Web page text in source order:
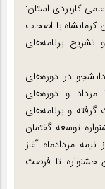
کاربردی استان:
با اصحاب
رسانه با موضوع پذیرش دانشجوی مهر ۹۸ و تشریح برنامه‌های
در دوره‌های
کاردانی دانشگاه جامع علمی کاربردی از ۲۷ مرداد و دوره‌های
و برنامه‌های
توسعه گفتمان
مردادماه آغاز
جشنواره تا فرصت